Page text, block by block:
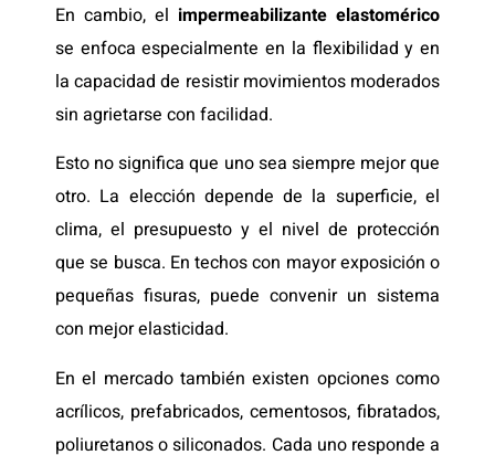
En cambio, el impermeabilizante elastomérico
se enfoca especialmente en la flexibilidad y en
la capacidad de resistir movimientos moderados
sin agrietarse con facilidad.
Esto no significa que uno sea siempre mejor que
otro. La elección depende de la superficie, el
clima, el presupuesto y el nivel de protección
que se busca. En techos con mayor exposición o
pequeñas fisuras, puede convenir un sistema
con mejor elasticidad.
En el mercado también existen opciones como
acrílicos, prefabricados, cementosos, fibratados,
poliuretanos o siliconados. Cada uno responde a